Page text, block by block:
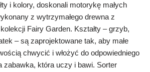
i kolory, doskonali motorykę małych
z wytrzymałego drewna z
Fairy Garden. Kształty – grzyb,
– są zaprojektowane tak, aby małe
chwycić i włożyć do odpowiedniego
zabawka, która uczy i bawi. Sorter